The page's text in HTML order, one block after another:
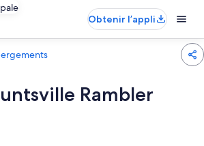
Obtenir l’appli
Rambler